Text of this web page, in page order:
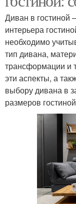
Диван в гостиной
интерьера
необходимо
тип дивана,
трансформации и
эти аспекты, а
выбору дивана в
размеров